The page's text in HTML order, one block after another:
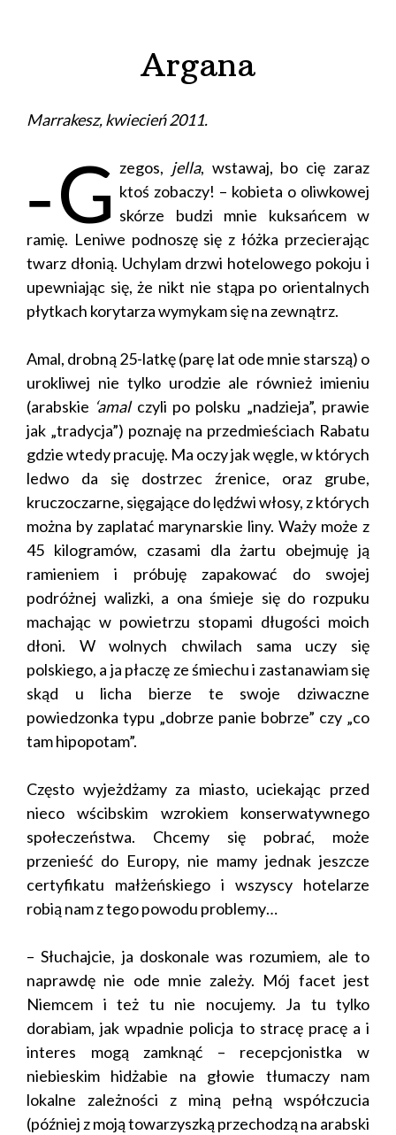
Argana
Marrakesz, kwiecień 2011.
‑G zegos, jella, wstawaj, bo cię zaraz
ktoś zobaczy! – kobieta o oliwkowej
skórze budzi mnie kuksańcem w
ramię. Leniwe podnoszę się z łóżka przecierając
twarz dłonią. Uchylam drzwi hotelowego pokoju i
upewniając się, że nikt nie stąpa po orientalnych
płytkach korytarza wymykam się na zewnątrz.
Amal, drobną 25-latkę (parę lat ode mnie starszą) o
urokliwej nie tylko urodzie ale również imieniu
(arabskie ‘amalczyli po polsku „nadzieja”, prawie
jak „tradycja”) poznaję na przedmieściach Rabatu
gdzie wtedy pracuję. Ma oczy jak węgle, w których
ledwo da się dostrzec źrenice, oraz grube,
kruczoczarne, sięgające do lędźwi włosy, z których
można by zaplatać marynarskie liny. Waży może z
45 kilogramów, czasami dla żartu obejmuję ją
ramieniem i próbuję zapakować do swojej
podróżnej walizki, a ona śmieje się do rozpuku
machając w powietrzu stopami długości moich
dłoni. W wolnych chwilach sama uczy się
polskiego, a ja płaczę ze śmiechu i zastanawiam się
skąd u licha bierze te swoje dziwaczne
powiedzonka typu „dobrze panie bobrze” czy „co
tam hipopotam”.
Często wyjeżdżamy za miasto, uciekając przed
nieco wścibskim wzrokiem konserwatywnego
społeczeństwa. Chcemy się pobrać, może
przenieść do Europy, nie mamy jednak jeszcze
certyfikatu małżeńskiego i wszyscy hotelarze
robią nam z tego powodu problemy…
– Słuchajcie, ja doskonale was rozumiem, ale to
naprawdę nie ode mnie zależy. Mój facet jest
Niemcem i też tu nie nocujemy. Ja tu tylko
dorabiam, jak wpadnie policja to stracę pracę a i
interes mogą zamknąć – recepcjonistka w
niebieskim hidżabie na głowie tłumaczy nam
lokalne zależności z miną pełną współczucia
(później z moją towarzyszką przechodzą na arabski